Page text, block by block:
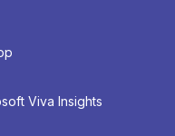
Viva Insights